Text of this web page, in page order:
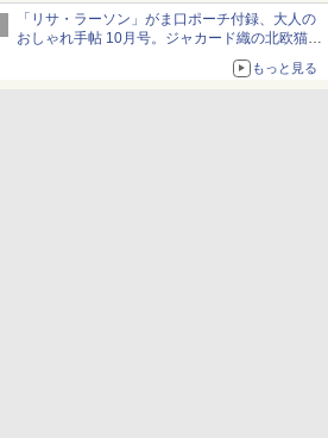
「リサ・ラーソン」がま口ポーチ付録、大人の
おしゃれ手帖 10月号。ジャカード織の北欧猫デ
もっと見る